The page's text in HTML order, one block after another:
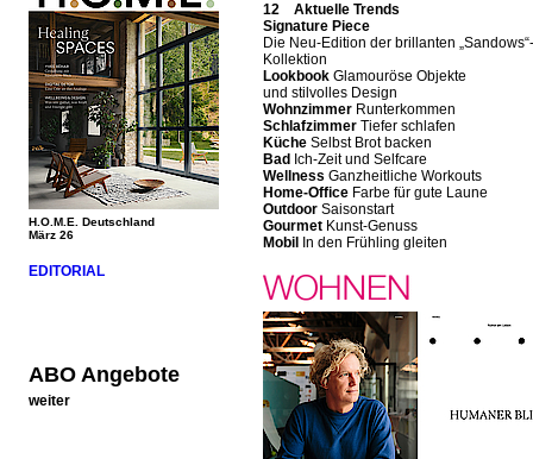
H.O.M.E. Deutschland
März 26
EDITORIAL
ABO Angebote
weiter
12 Aktuelle Trends
Signature Piece
Die Neu-Edition der brillanten „Sandows“-
Kollektion
Lookbook Glamouröse Objekte
und stilvolles Design
Wohnzimmer Runterkommen
Schlafzimmer Tiefer schlafen
Küche Selbst Brot backen
Bad Ich-Zeit und Selfcare
Wellness Ganzheitliche Workouts
Home-Office Farbe für gute Laune
Outdoor Saisonstart
Gourmet Kunst-Genuss
Mobil
In den Frühling gleiten